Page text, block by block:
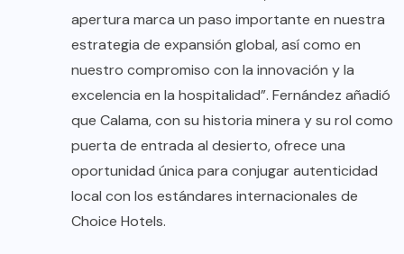
apertura marca un paso importante en nuestra
estrategia de expansión global, así como en
nuestro compromiso con la innovación y la
excelencia en la hospitalidad”. Fernández añadió
que Calama, con su historia minera y su rol como
puerta de entrada al desierto, ofrece una
oportunidad única para conjugar autenticidad
local con los estándares internacionales de
Choice Hotels.